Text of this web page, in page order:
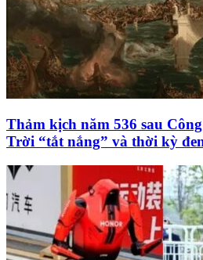
Thảm kịch năm 536 sau
Trời “tắt nắng” và thời kỳ